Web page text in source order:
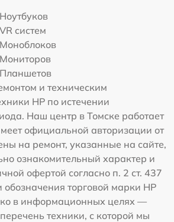
Ноутбуков
VR систем
Моноблоков
Мониторов
Планшетов
и техническим
HP по истечении
Наш центр в Томске работает
официальной авторизации от
на ремонт, указанные на сайте,
ознакомительный характер и
офертой согласно п. 2 ст. 437
торговой марки HP
в информационных целях —
техники, с которой мы